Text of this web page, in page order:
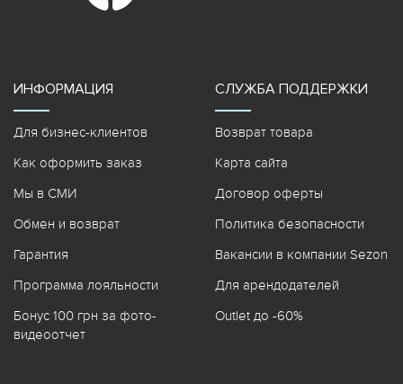
ИНФОРМАЦИЯ
Для бизнес-клиентов
Как оформить заказ
Мы в СМИ
Обмен и возврат
Гарантия
Программа лояльности
Бонус 100 грн за фото-
видеоотчет
СЛУЖБА ПОДДЕРЖКИ
Возврат товара
Карта сайта
Договор оферты
Политика безопасности
Вакансии в компании Sezon
Для арендодателей
Outlet до -60%